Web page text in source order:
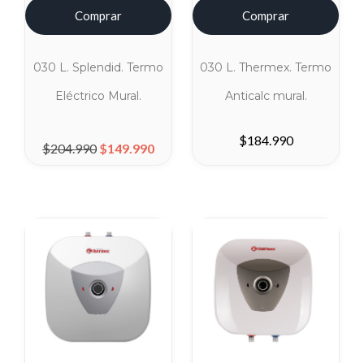
Comprar
030 L. Splendid. Termo
Eléctrico Mural.
$204.990
El precio original era: $204.990.
$149.990
Comprar
030 L. Thermex. Termo
Anticalc mural.
$184.990